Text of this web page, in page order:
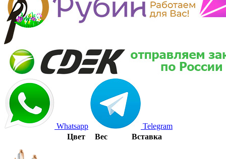
Whatsapp
Telegram
Цвет
Вес Вставка